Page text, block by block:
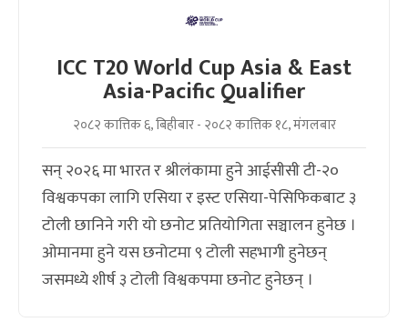
ICC T20 World Cup Asia & East
Asia-Pacific Qualifier
२०८२ कात्तिक ६, बिहीबार - २०८२ कात्तिक १८, मंगलबार
सन् २०२६ मा भारत र श्रीलंकामा हुने आईसीसी टी-२०
विश्वकपका लागि एसिया र इस्ट एसिया-पेसिफिकबाट ३
टोली छानिने गरी यो छनोट प्रतियोगिता सञ्चालन हुनेछ ।
ओमानमा हुने यस छनोटमा ९ टोली सहभागी हुनेछन्
जसमध्ये शीर्ष ३ टोली विश्वकपमा छनोट हुनेछन् ।